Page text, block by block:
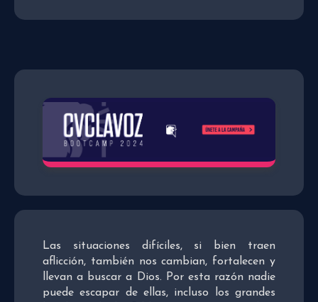
Las situaciones difíciles, si bien traen
aflicción, también nos cambian, fortalecen y
llevan a buscar a Dios. Por esta razón nadie
puede escapar de ellas, incluso los grandes